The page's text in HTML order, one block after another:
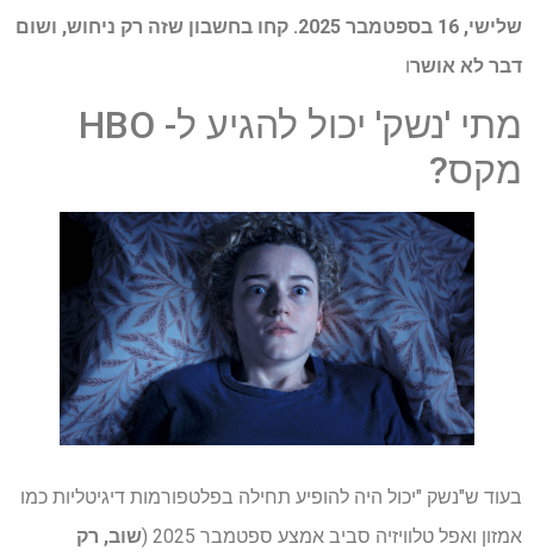
שלישי, 16 בספטמבר 2025. קחו בחשבון שזה רק ניחוש, ושום
דבר לא אושרו
מתי 'נשק' יכול להגיע ל- HBO
מקס?
בעוד ש"נשק "יכול היה להופיע תחילה בפלטפורמות דיגיטליות כמו
אמזון ואפל טלוויזיה סביב אמצע ספטמבר 2025 (
שוב, רק